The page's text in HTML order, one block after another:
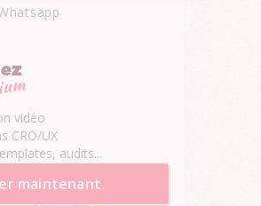
vidéo
CRO/UX
audits...
maintenant